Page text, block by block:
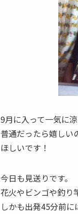
9月に入って一気に
普通だったら嬉しい
ほしいです！
今日も見送りです。
花火やビンゴや釣り
しかも出発45分前に